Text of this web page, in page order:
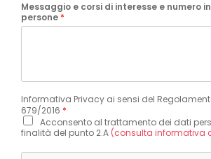
Messaggio e corsi di interesse e numero
persone *
Informativa Privacy ai sensi del
679/2016 *
Acconsento al trattamento dei dati
finalità del punto 2.A (consulta informativa